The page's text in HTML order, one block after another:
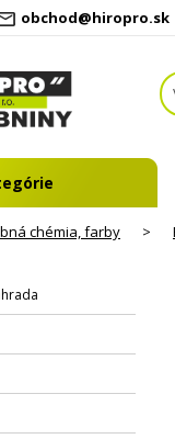
obchod@hiropro.sk
chémia, farby >